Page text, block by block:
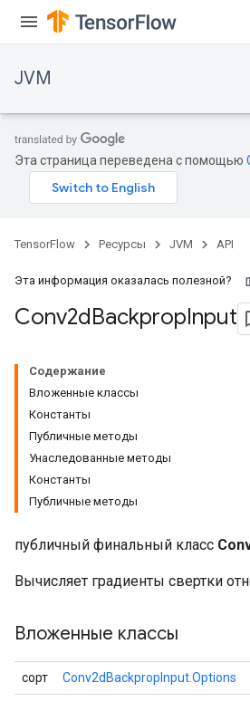
JVM
Эта страница переведена с помощью
TensorFlow Ресурсы JVM API
Эта информация оказалась полезной?
Conv2dBackpropInput
Содержание
Вложенные классы
Константы
Публичные методы
Унаследованные методы
Константы
Публичные методы
публичный финальный класс
Вычисляет градиенты свертки
Вложенные классы
сорт Conv2dBackpropInput.Options